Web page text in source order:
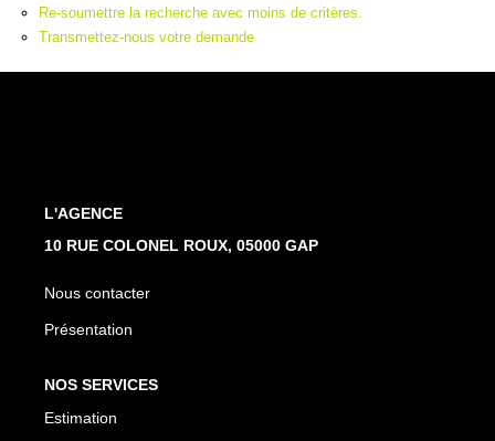
EN
Re-soumettre la recherche avec moins de critères.
Transmettez-nous votre demande
L'AGENCE
10 RUE COLONEL ROUX, 05000 GAP
Nous contacter
Présentation
NOS SERVICES
Estimation